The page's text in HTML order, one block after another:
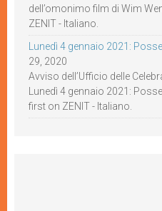
dell’omonimo film di Wim
ZENIT - Italiano.
Lunedì 4 gennaio 2021:
29, 2020
Avviso dell’Ufficio delle
Lunedì 4 gennaio 2021:
first on ZENIT - Italiano.